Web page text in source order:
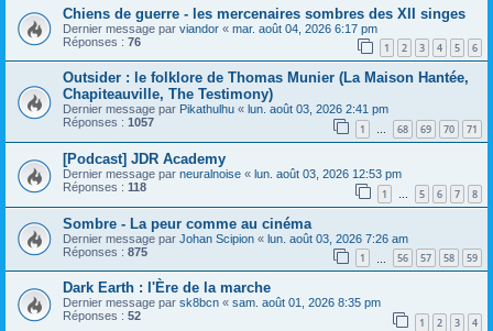
Chiens de guerre - les mercenaires sombres des XII singes
Dernier message par viandor « mar. août 04, 2026 6:17 pm
Réponses : 76 1 2 3 4 5 6
Outsider : le folklore de Thomas Munier (La Maison Hantée,
Chapiteauville, The Testimony)
Dernier message par Pikathulhu « lun. août 03, 2026 2:41 pm
Réponses : 1057 1 … 68 69 70 71
[Podcast] JDR Academy
Dernier message par neuralnoise « lun. août 03, 2026 12:53 pm
Réponses : 118 1 5 6 7 8
Sombre - La peur comme au cinéma
Dernier message par Johan Scipion « lun. août 03, 2026 7:26 am
Réponses : 875 1 56 57 58 59
Dark Earth : l'Ère de la marche
Dernier message par sk8bcn « sam. août 01, 2026 8:35 pm
Réponses : 52 1 2 3 4